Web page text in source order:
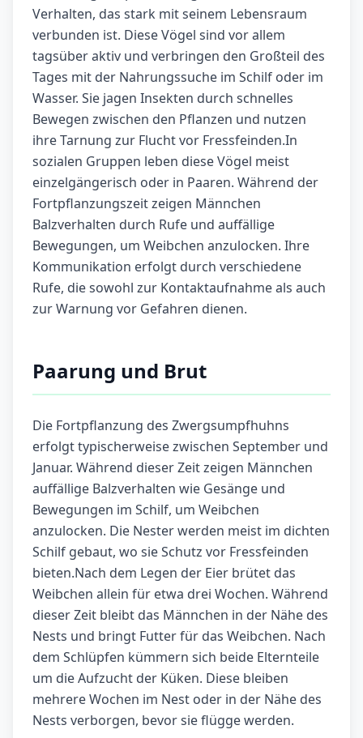
Verhalten, das stark mit seinem Lebensraum
verbunden ist. Diese Vögel sind vor allem
tagsüber aktiv und verbringen den Großteil des
Tages mit der Nahrungssuche im Schilf oder im
Wasser. Sie jagen Insekten durch schnelles
Bewegen zwischen den Pflanzen und nutzen
ihre Tarnung zur Flucht vor Fressfeinden.In
sozialen Gruppen leben diese Vögel meist
einzelgängerisch oder in Paaren. Während der
Fortpflanzungszeit zeigen Männchen
Balzverhalten durch Rufe und auffällige
Bewegungen, um Weibchen anzulocken. Ihre
Kommunikation erfolgt durch verschiedene
Rufe, die sowohl zur Kontaktaufnahme als auch
zur Warnung vor Gefahren dienen.
Paarung und Brut
Die Fortpflanzung des Zwergsumpfhuhns
erfolgt typischerweise zwischen September und
Januar. Während dieser Zeit zeigen Männchen
auffällige Balzverhalten wie Gesänge und
Bewegungen im Schilf, um Weibchen
anzulocken. Die Nester werden meist im dichten
Schilf gebaut, wo sie Schutz vor Fressfeinden
bieten.Nach dem Legen der Eier brütet das
Weibchen allein für etwa drei Wochen. Während
dieser Zeit bleibt das Männchen in der Nähe des
Nests und bringt Futter für das Weibchen. Nach
dem Schlüpfen kümmern sich beide Elternteile
um die Aufzucht der Küken. Diese bleiben
mehrere Wochen im Nest oder in der Nähe des
Nests verborgen, bevor sie flügge werden.